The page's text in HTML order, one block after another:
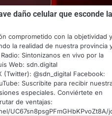
daño celular que esconde la
comprometido con la objetividad
la realidad de nuestra provincia
Sintonizanos en vivo por la
Web: sdn.digital
(Twitter): @sdn_digital Facebook:
Suscribite para recibir
especiales. Conviértete en
de ventajas:
UC67sn8psgPFmGHbKPvoZt8A/